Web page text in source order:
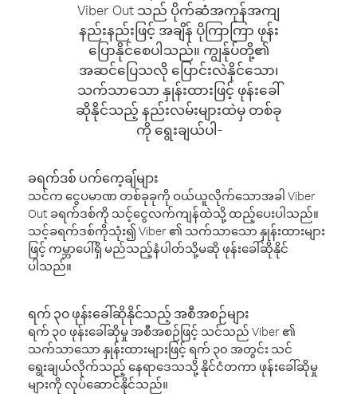
Viber Out သည် ပိုက်ဆံအကုန်အကျ
နည်းနည်းဖြင့် အချိန် ပိုကြာကြာ ဖုန်း
ပြောနိုင်စေပါသည်။ ကျွန်ုပ်တို့၏
အဆင်ပြေသလို ပြောင်းလဲနိုင်သော၊
သက်သာသော နှုန်းထားဖြင့် ဖုန်းခေါ်
ဆိုနိုင်သည့် နည်းလမ်းများထဲမှ တစ်ခု
ကို ရွေးချယ်ပါ-
ခရက်ဒစ် ပက်ကေ့ချ်များ
သင်က ငွေပမာဏ တစ်ခုခုကို ဝယ်ယူလိုက်သောအခါ Viber
Out ခရက်ဒစ်ကို သင့်ငွေလက်ကျန်ထဲသို့ ထည့်ပေးပါသည်။
သင့်ခရက်ဒစ်ကိုသုံး၍ Viber ၏ သက်သာသော နှုန်းထားများ
ဖြင့် ကမ္ဘာပေါ်ရှိ မည်သည့်နံပါတ်သို့မဆို ဖုန်းခေါ်ဆိုနိုင်
ပါသည်။
ရက် ၃၀ ဖုန်းခေါ်ဆိုနိုင်သည့် အစီအစဉ်များ
ရက် ၃၀ ဖုန်းခေါ်ဆိုမှု အစီအစဉ်ဖြင့် သင်သည် Viber ၏
သက်သာသော နှုန်းထားများဖြင့် ရက် ၃၀ အတွင်း သင်
ရွေးချယ်လိုက်သည့် နေရာဒေသသို့ နိုင်ငံတကာ ဖုန်းခေါ်ဆိုမှု
များကို လုပ်ဆောင်နိုင်သည်။